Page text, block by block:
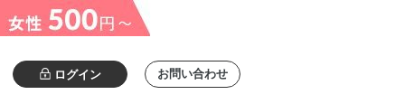
ログイン お問い合わせ